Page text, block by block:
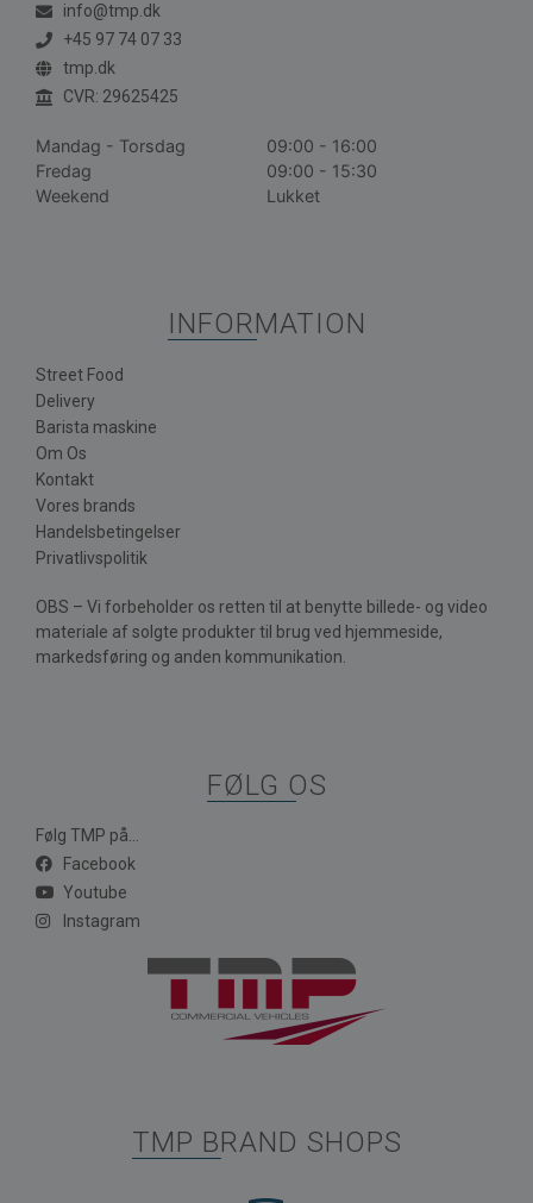
info@tmp.dk
+45 97 74 07 33
tmp.dk
CVR: 29625425
Mandag - Torsdag
09:00 - 16:00
Fredag
09:00 - 15:30
Weekend
Lukket
INFORMATION
Street Food
Delivery
Barista maskine
Om Os
Kontakt
Vores brands
Handelsbetingelser
Privatlivspolitik
OBS – Vi forbeholder os retten til at benytte billede- og video
materiale af solgte produkter til brug ved hjemmeside,
markedsføring og anden kommunikation.
FØLG OS
Følg TMP på...
Facebook
Youtube
Instagram
TMP BRAND SHOPS